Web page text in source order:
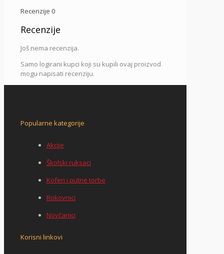
Recenzije 0
Recenzije
Još nema recenzija.
Samo logirani kupci koji su kupili ovaj proizvod
mogu napisati recenziju.
Popularne kategorije
Akcije
Školski ruksaci
Koferi i putne torbe
Rokovnici
Novčanici
Korisni linkovi